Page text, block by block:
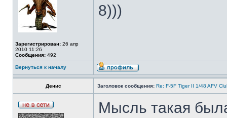
Зарегистрирован: 26 апр
2010 11:26
Сообщения: 492
8)))
Вернуться к началу
Денис Заголовок сообщения: Re: F-5F Tiger II 1/48 AFV
Мысль такая